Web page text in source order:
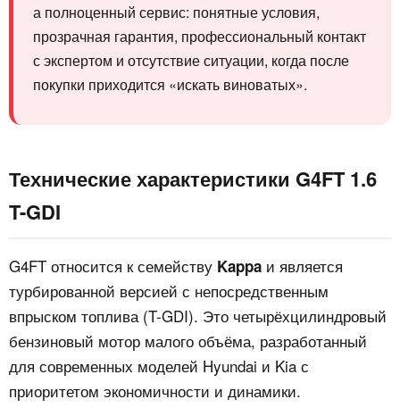
а полноценный сервис: понятные условия,
прозрачная гарантия, профессиональный контакт
с экспертом и отсутствие ситуации, когда после
покупки приходится «искать виноватых».
Технические характеристики G4FT 1.6
T-GDI
G4FT относится к семейству Kappa и является
турбированной версией с непосредственным
впрыском топлива (T-GDI). Это четырёхцилиндровый
бензиновый мотор малого объёма, разработанный
для современных моделей Hyundai и Kia с
приоритетом экономичности и динамики.